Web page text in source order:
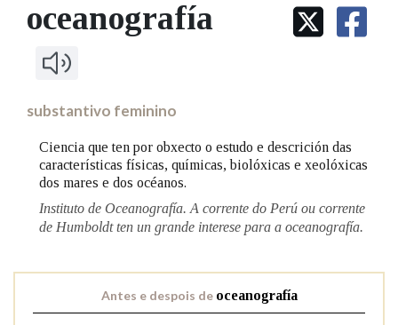
IDENTIDADE CORPORATIVA
MARCIAL DEL ADALID
FIGURAS HOMENAXEADAS
Facebook
TwitterYoutubeInstagram
Bluesky
BUSCAR NOS LEMAS
Comeza por
BUSCAR NO CONTIDO
Nas definicións
oceanografía
substantivo feminino
Ciencia que ten por obxecto o estudo e descrición das
características físicas, químicas, biolóxicas e xeolóxicas
dos mares e dos océanos.
Instituto de Oceanografía. A corrente do Perú ou corrente
de Humboldt ten un grande interese para a oceanografía.
Antes e despois de oceanografía